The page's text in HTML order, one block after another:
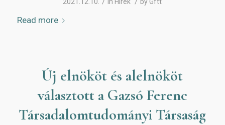
2021.12.10. in Hírek by Gftt
Read more
Új elnököt és alelnököt
választott a Gazsó Ferenc
Társadalomtudományi Társaság